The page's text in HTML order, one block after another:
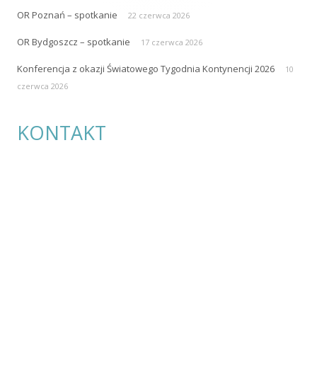
OR Poznań – spotkanie 22 czerwca 2026
OR Bydgoszcz – spotkanie 17 czerwca 2026
Konferencja z okazji Światowego Tygodnia Kontynencji 2026
10
czerwca 2026
KONTAKT